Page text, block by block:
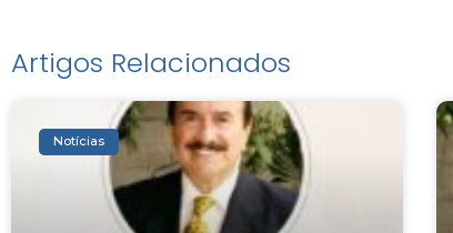
Artigos Relacionados
Notícias